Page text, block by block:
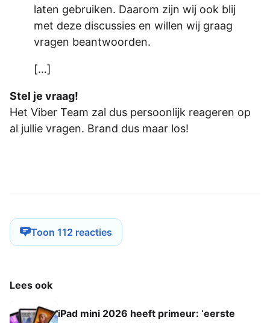
laten gebruiken. Daarom zijn wij ook blij
met deze discussies en willen wij graag
vragen beantwoorden.
[…]
Stel je vraag!
Het Viber Team zal dus persoonlijk reageren op
al jullie vragen. Brand dus maar los!
Toon 112 reacties
Lees ook
iPad mini 2026 heeft primeur: ‘eerste